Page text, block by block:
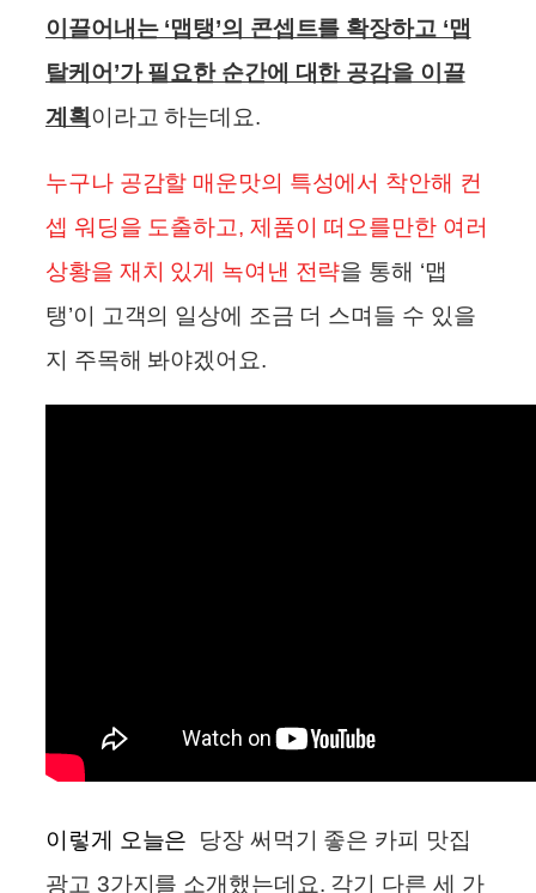
이끌어내는 ‘맵탱’의 콘셉트를 확장하고 ‘맵
탈케어’가 필요한 순간에 대한 공감을 이끌
계획 이라고 하는데요.
누구나 공감할 매운맛의 특성에서 착안해 컨
셉 워딩을 도출하고, 제품이 떠오를만한 여러
상황을 재치 있게 녹여낸 전략을 통해 ‘맵
탱’이 고객의 일상에 조금 더 스며들 수 있을
지 주목해 봐야겠어요.
이렇게 오늘은 당장 써먹기 좋은 카피 맛집
광고 3가지를 소개했는데요. 각기 다른 세 가